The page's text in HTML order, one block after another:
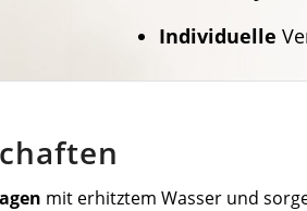
Individuelle
mit erhitztem Wasser und